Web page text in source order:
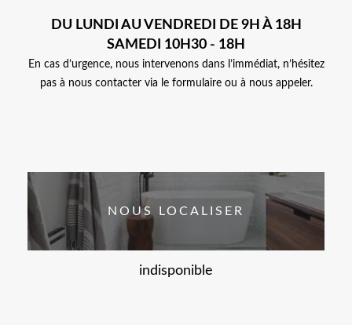
DU LUNDI AU VENDREDI DE 9H À 18H
SAMEDI 10H30 - 18H
En cas d’urgence, nous intervenons dans l’immédiat, n’hésitez
pas à nous contacter via le formulaire ou à nous appeler.
NOUS LOCALISER
indisponible